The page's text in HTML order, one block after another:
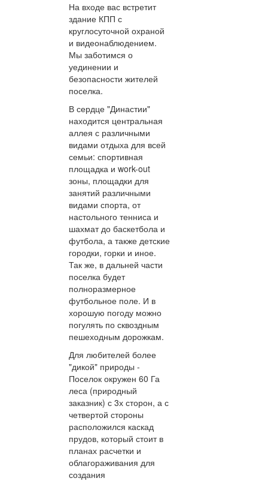
На входе вас встретит
здание КПП с
круглосуточной охраной
и видеонаблюдением.
Мы заботимся о
уединении и
безопасности жителей
поселка.
В сердце "Династии"
находится центральная
аллея с различными
видами отдыха для всей
семьи: спортивная
площадка и work-out
зоны, площадки для
занятий различными
видами спорта, от
настольного тенниса и
шахмат до баскетбола и
футбола, а также детские
городки, горки и иное.
Так же, в дальней части
поселка будет
полноразмерное
футбольное поле. И в
хорошую погоду можно
погулять по сквоздным
пешеходным дорожкам.
Для любителей более
"дикой" природы -
Поселок окружен 60 Га
леса (природный
заказник) с 3х сторон, а с
четвертой стороны
расположился каскад
прудов, который стоит в
планах расчетки и
облагораживания для
создания